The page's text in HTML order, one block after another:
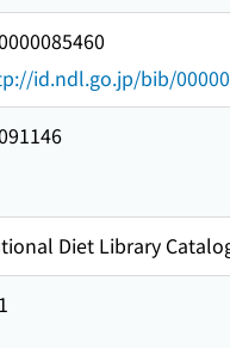
id.ndl.go.jp/bib/
Diet Library